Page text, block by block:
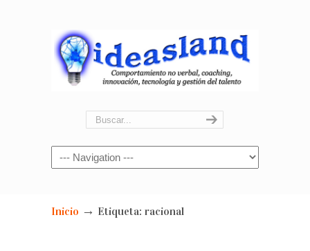
Navigation
Inicio → Etiqueta: racional